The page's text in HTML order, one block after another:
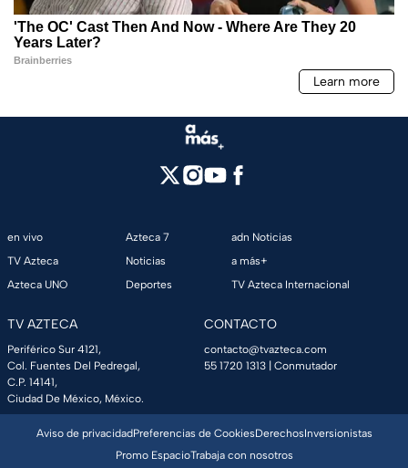
en vivo
TV Azteca
Azteca UNO
Azteca 7
Noticias
Deportes
adn Noticias
a más+
TV Azteca Internacional
TV AZTECA
Periférico Sur 4121,
Col. Fuentes Del Pedregal,
C.P. 14141,
Ciudad De México, México.
CONTACTO
contacto@tvazteca.com
55 1720 1313 | Conmutador
Aviso de privacidadPreferencias de CookiesDerechosInversionistas
Promo EspacioTrabaja con nosotros